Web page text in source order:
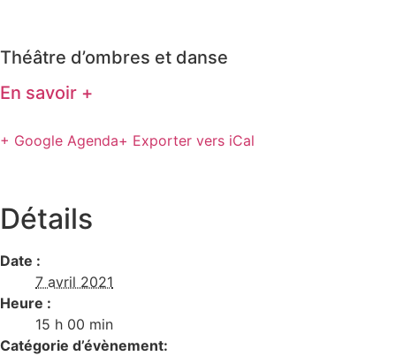
Théâtre d’ombres et danse
En savoir +
+ Google Agenda+ Exporter vers iCal
Détails
Date :
7 avril 2021
Heure :
15 h 00 min
Catégorie d’évènement: